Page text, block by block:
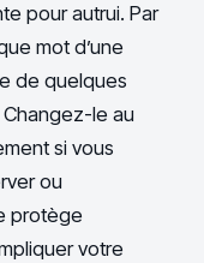
pour autrui. Par
mot d’une
de quelques
le au
si vous
ou
protège
votre